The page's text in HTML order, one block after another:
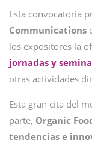
Esta convocatoria
Communications
los expositores la
jornadas y
otras actividades
Esta gran cita del
parte, Organic
tendencias e